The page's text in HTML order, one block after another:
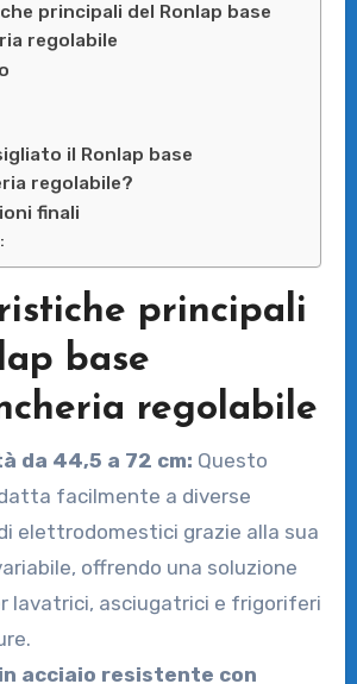
principali del Ronlap base
regolabile
il Ronlap base
regolabile?
finali
principali
base
regolabile
da 44,5 a 72 cm: Questo
facilmente a diverse
elettrodomestici grazie alla sua
offrendo una soluzione
lavatrici, asciugatrici e frigoriferi
acciaio resistente con